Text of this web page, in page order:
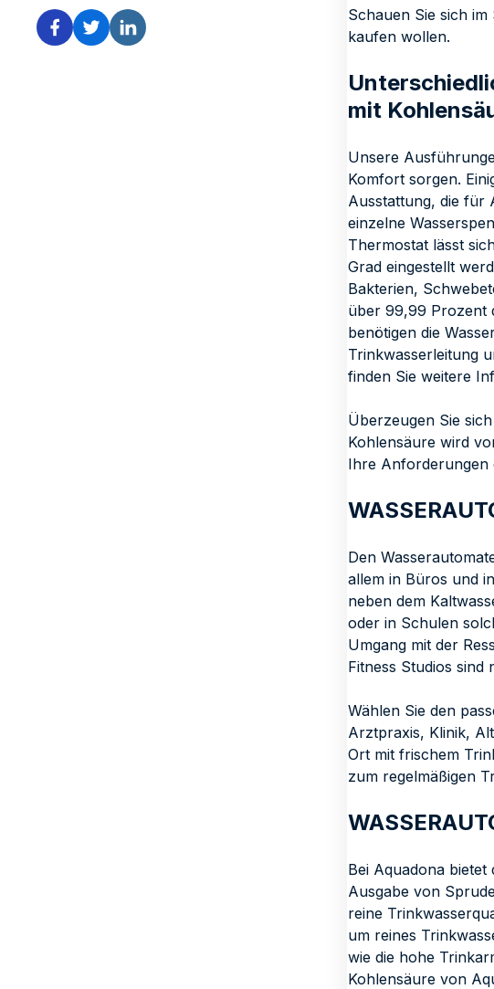
Schauen Sie sich
kaufen wollen.
mit
Unsere
Komfort sorgen.
Ausstattung, die für
einzelne
Thermostat lässt
Grad eingestellt
Bakterien,
über 99,99 Prozent
benötigen die
Trinkwasserleitung
finden Sie weitere
Überzeugen Sie
Kohlensäure wird
Ihre Anforderungen
Den
allem in Büros und
neben dem
oder in Schulen
Umgang mit der
Fitness Studios
Wählen Sie den
Arztpraxis, Klinik,
Ort mit frischem
zum regelmäßigen
Bei Aquadona
Ausgabe von
reine
um reines
wie die hohe
Kohlensäure von